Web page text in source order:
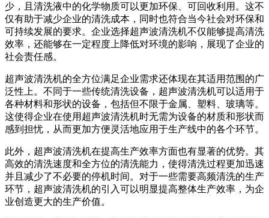
少，且清洗液中的化学物质可以更加环保、可回收利用。这不
仅有助于减少企业的清洗成本，同时也符合当今社会对环保和
可持续发展的要求。企业选择超声波清洗机不仅能够提高清洗
效率，还能够在一定程度上降低对环境的影响，展现了企业的
社会责任感。
超声波清洗机的全方位满足企业需求还体现在其适用范围的广
泛性上。不同于一些传统清洗设备，超声波清洗机可以适用于
各种材料和形状的设备，包括但不限于金属、塑料、玻璃等。
这使得企业在使用超声波清洗机时无需为设备的材质和形状而
感到担忧，从而更加方便灵活地应用于生产线中的各个环节。
此外，超声波清洗机在提高生产效率方面也有显著的优势。其
高效的清洗速度和全方位的清洗能力，使得清洗过程更加迅速
并且减少了不必要的停机时间。对于一些需要高频清洗的生产
环节，超声波清洗机的引入可以明显提高整体生产效率，为企
业创造更大的生产价值。